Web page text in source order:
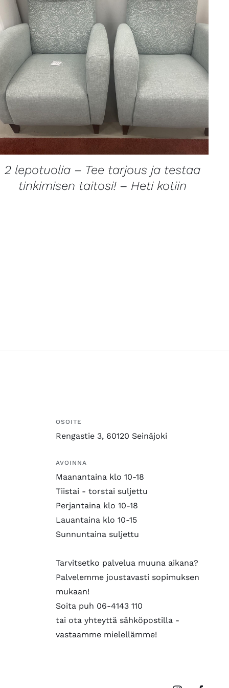
LISÄTIETOJA
2 lepotuolia – Tee tarjous ja testaa
tinkimisen taitosi! – Heti kotiin
OSOITE
Rengastie 3, 60120 Seinäjoki
AVOINNA
Maanantaina klo 10-18
Tiistai - torstai suljettu
Perjantaina klo 10-18
Lauantaina klo 10-15
Sunnuntaina suljettu
Tarvitsetko palvelua muuna aikana?
Palvelemme joustavasti sopimuksen
mukaan!
Soita puh 06-4143 110
tai ota yhteyttä sähköpostilla -
vastaamme mielellämme!